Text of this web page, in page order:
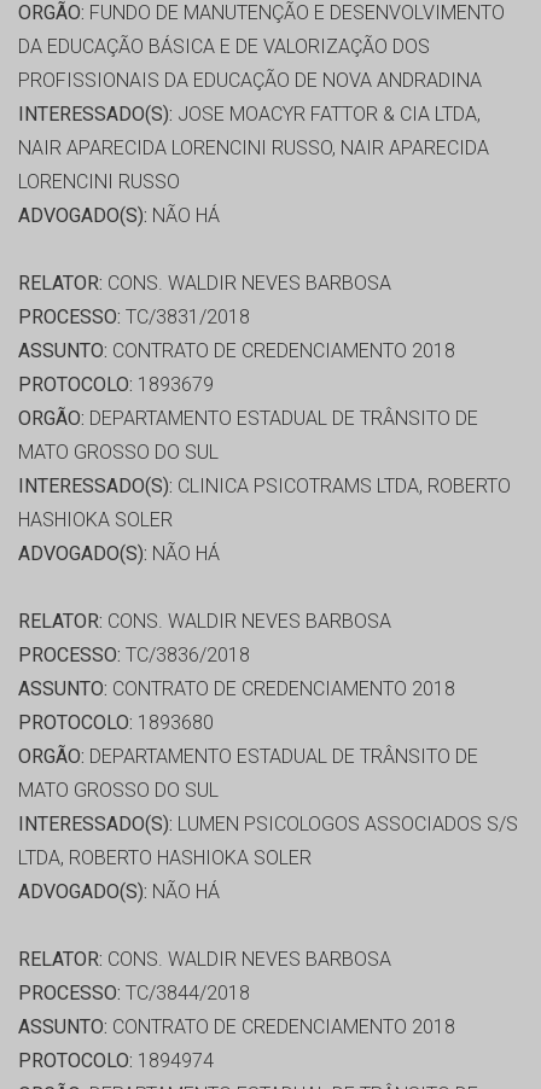
ORGÃO: FUNDO DE MANUTENÇÃO E DESENVOLVIMENTO
DA EDUCAÇÃO BÁSICA E DE VALORIZAÇÃO DOS
PROFISSIONAIS DA EDUCAÇÃO DE NOVA ANDRADINA
INTERESSADO(S): JOSE MOACYR FATTOR & CIA LTDA,
NAIR APARECIDA LORENCINI RUSSO, NAIR APARECIDA
LORENCINI RUSSO
ADVOGADO(S): NÃO HÁ
RELATOR: CONS. WALDIR NEVES BARBOSA
PROCESSO: TC/3831/2018
ASSUNTO: CONTRATO DE CREDENCIAMENTO 2018
PROTOCOLO: 1893679
ORGÃO: DEPARTAMENTO ESTADUAL DE TRÂNSITO DE
MATO GROSSO DO SUL
INTERESSADO(S): CLINICA PSICOTRAMS LTDA, ROBERTO
HASHIOKA SOLER
ADVOGADO(S): NÃO HÁ
RELATOR: CONS. WALDIR NEVES BARBOSA
PROCESSO: TC/3836/2018
ASSUNTO: CONTRATO DE CREDENCIAMENTO 2018
PROTOCOLO: 1893680
ORGÃO: DEPARTAMENTO ESTADUAL DE TRÂNSITO DE
MATO GROSSO DO SUL
INTERESSADO(S): LUMEN PSICOLOGOS ASSOCIADOS S/S
LTDA, ROBERTO HASHIOKA SOLER
ADVOGADO(S): NÃO HÁ
RELATOR: CONS. WALDIR NEVES BARBOSA
PROCESSO: TC/3844/2018
ASSUNTO: CONTRATO DE CREDENCIAMENTO 2018
PROTOCOLO: 1894974